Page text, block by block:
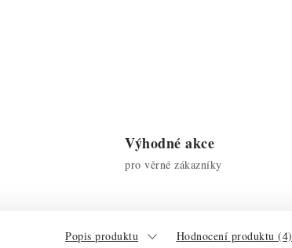
Výhodné akce
pro věrné zákazníky
Popis produktu Hodnocení produktu (4)